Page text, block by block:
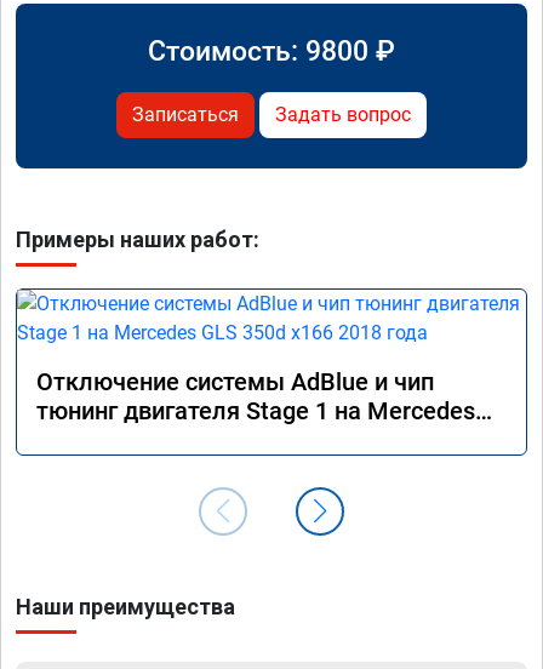
Стоимость: 9800 ₽
Записаться Задать вопрос
Примеры наших работ:
Отключение системы AdBlue и чип
тюнинг двигателя Stage 1 на Mercedes
Наши преимущества